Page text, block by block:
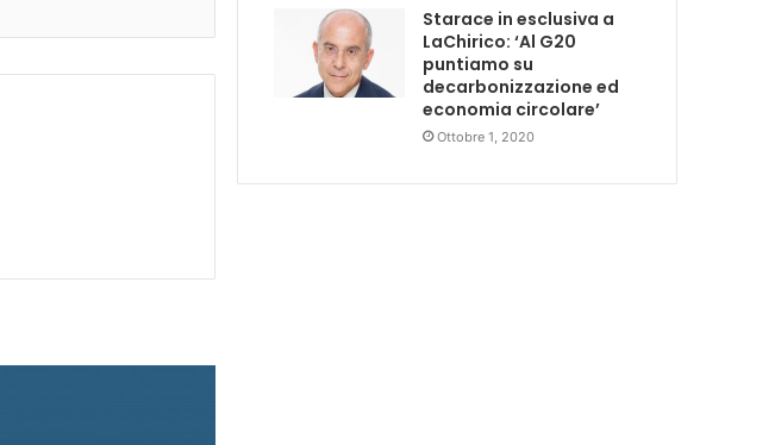
Starace in esclusiva a
LaChirico: ‘Al G20
puntiamo su
decarbonizzazione ed
economia circolare’
Ottobre 1, 2020